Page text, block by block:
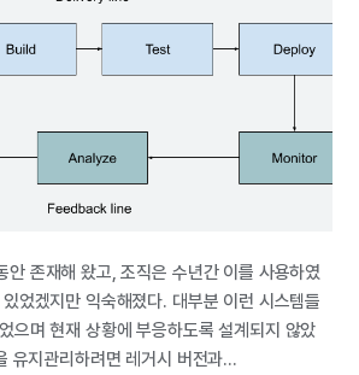
안 존재해 왔고, 조직은 수년간 이를 사용하였
었겠지만 익숙해졌다. 대부분 이런 시스템들
으며 현재 상황에 부응하도록 설계되지 않았
유지관리하려면 레거시 버전과...